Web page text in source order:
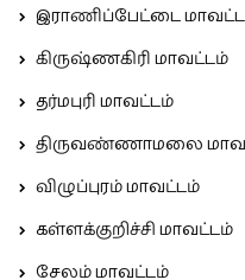
இராணிப்பேட்டை
கிருஷ்ணகிரி மாவட்டம்
தர்மபுரி மாவட்டம்
திருவண்ணாமலை
விழுப்புரம் மாவட்டம்
கள்ளக்குறிச்சி மாவட்டம்
சேலம் மாவட்டம்